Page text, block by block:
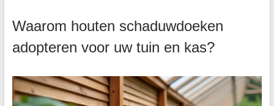
Waarom houten schaduwdoeken
adopteren voor uw tuin en kas?